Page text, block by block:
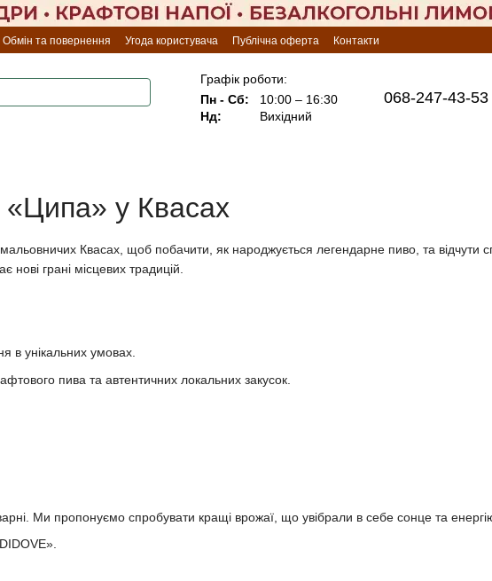
Обмін та повернення Угода користувача Публічна оферта Контакти
Графік роботи:
Пн - Сб:
10:00 – 16:30
Нд:
Вихідний
068-247-43-53
«Ципа» у Квасах
Квасах, щоб побачити, як народжується легендарне пиво, та відчути
нові грані місцевих традицій.
в унікальних умовах.
пива та автентичних локальних закусок.
Ми пропонуємо спробувати кращі врожаї, що увібрали в себе сонце та енергію